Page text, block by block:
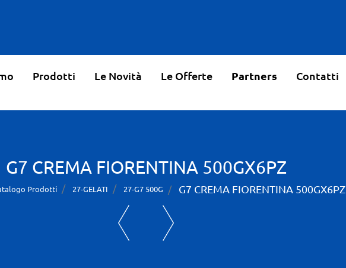
Prodotti Le Novità Le Offerte Partners Contatti
G7 CREMA FIORENTINA 500GX6PZ
Prodotti 27-GELATI 27-G7 500G G7 CREMA FIORENTINA 500GX6PZ